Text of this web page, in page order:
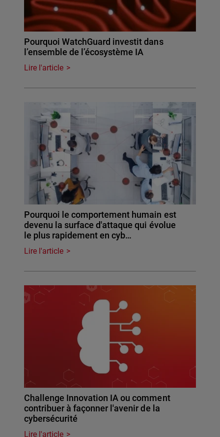
Pourquoi WatchGuard investit dans
l’ensemble de l’écosystème IA
Lire l'article
Pourquoi le comportement humain est
devenu la surface d'attaque qui évolue
le plus rapidement en cyb…
Lire l'article
Challenge Innovation IA ou comment
contribuer à façonner l'avenir de la
cybersécurité
Lire l'article